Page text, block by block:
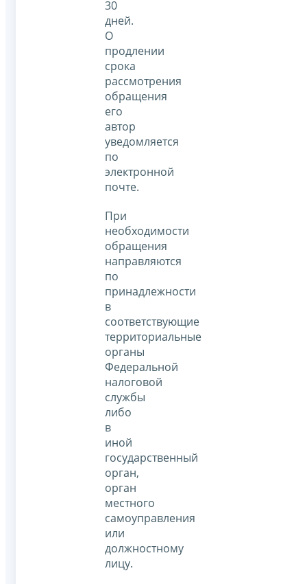
30
дней.
О
продлении
срока
рассмотрения
обращения
его
автор
уведомляется
по
электронной
почте.
При
необходимости
обращения
направляются
по
принадлежности
в
соответствующие
территориальные
органы
Федеральной
налоговой
службы
либо
в
иной
государственный
орган,
орган
местного
самоуправления
или
должностному
лицу.